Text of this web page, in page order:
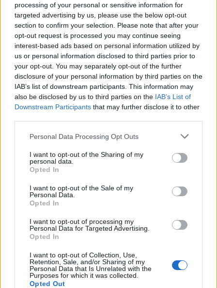
processing of your personal or sensitive information for
targeted advertising by us, please use the below opt-out
section to confirm your selection. Please note that after your
opt-out request is processed you may continue seeing
interest-based ads based on personal information utilized by
us or personal information disclosed to third parties prior to
your opt-out. You may separately opt-out of the further
disclosure of your personal information by third parties on the
IAB’s list of downstream participants. This information may
also be disclosed by us to third parties on the IAB’s List of
Downstream Participants that may further disclose it to other
Please note that this website/app uses one or more Google
not limited to your visit or usage behaviour. You may click to
grant or deny consent to Google and its third-party tags to
use your data for below specified purposes in below Google
consent section.
Personal Data Processing Opt Outs
I want to opt-out of the Sharing of my
personal data.
Opted In
I want to opt-out of the Sale of my
Personal Data.
Opted In
I want to opt-out of processing my
Personal Data for Targeted Advertising.
Opted In
I want to opt-out of Collection, Use,
Retention, Sale, and/or Sharing of my
Personal Data that Is Unrelated with the
Purposes for which it was collected.
Opted Out
Διαβάστε περισσότερα
Τρίτη 14 Ιου 2026, 11:00
«Κλειδί Προόδου»:
Περιφέρεια Κεντρικής
επιχειρήσεις μέσω
τοπικής οικονομίας μέσω
επενδύσεις ύψους 280
για τις ενστάσεις των
απορριφθέντων
Αυτοδιοίκηση